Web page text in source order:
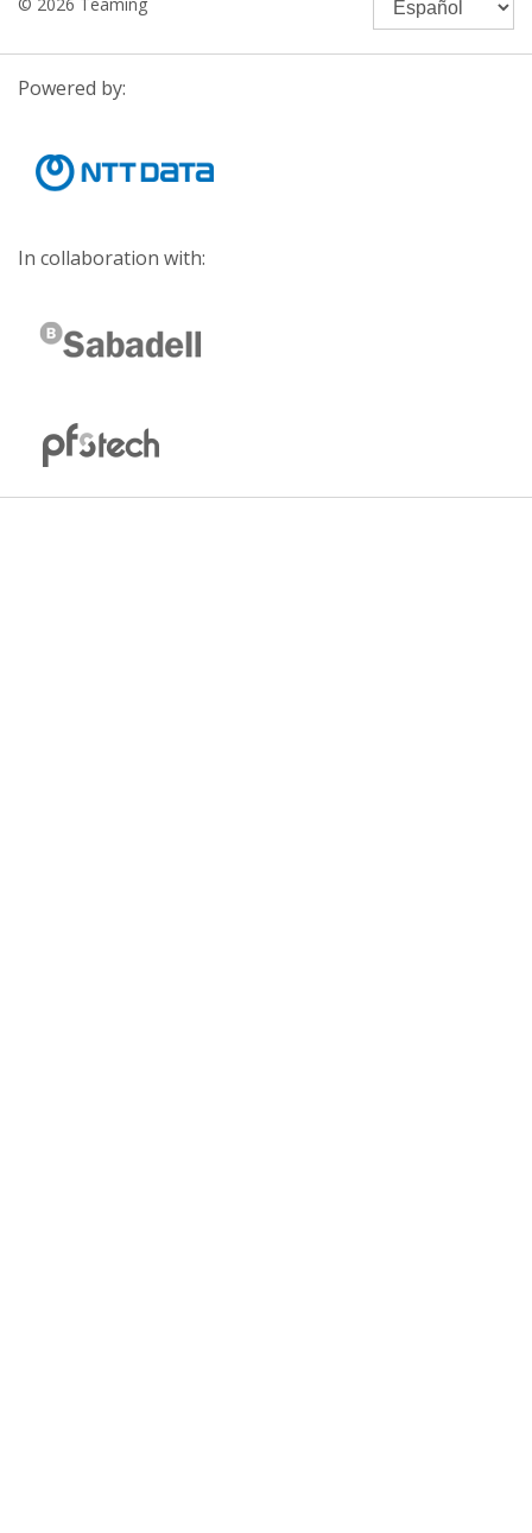
Powered by:
In collaboration with: